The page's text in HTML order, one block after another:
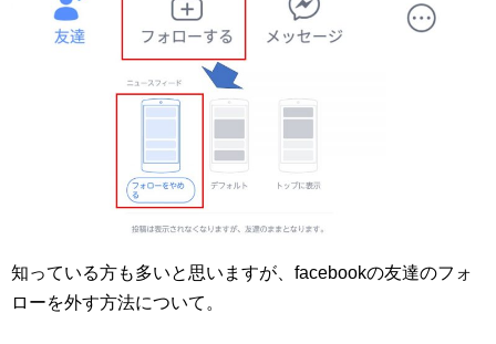
知っている方も多いと思いますが、facebookの友達のフォ
ローを外す方法について。